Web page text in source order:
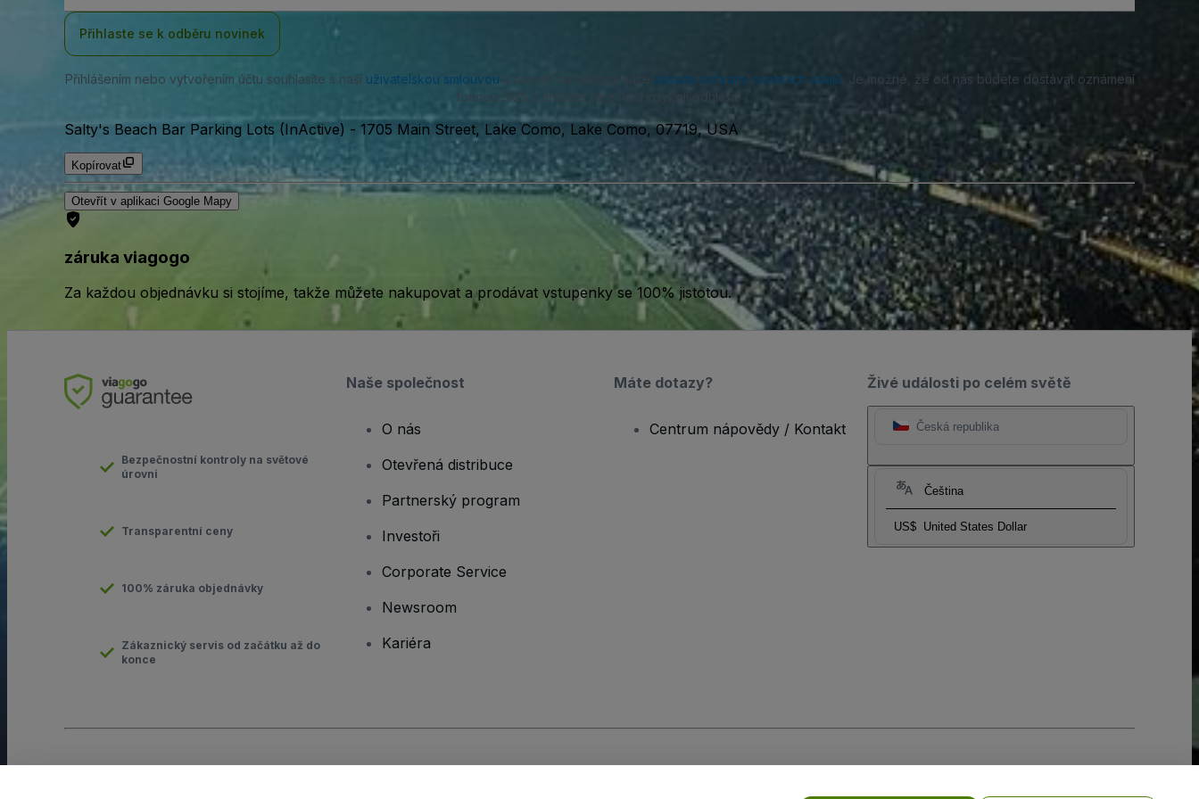
Přihlaste se k odběru novinek
Přihlášením nebo vytvořením účtu souhlasíte s naší uživatelskou smlouvou zásady ochrany osobních údajů. Je možné, že od nás budete dostávat oznámení
formou SMS a můžete se z nich kdykoli odhlásit.
Salty's Beach Bar Parking Lots (InActive) - 1705 Main Street, Lake Como, Lake Como, 07719, USA
Kopírovat
Otevřít v aplikaci Google Mapy
záruka viagogo
Za každou objednávku si stojíme, takže můžete nakupovat a prodávat vstupenky se 100% jistotou.
Živé události po celém světě
Česká republika
Čeština
US$ United States Dollar
Bezpečnostní kontroly na světové
úrovni
Transparentní ceny
100% záruka objednávky
Zákaznický servis od začátku až do
konce
Naše společnost
O nás
Otevřená distribuce
Partnerský program
Investoři
Corporate Service
Newsroom
Kariéra
Máte dotazy?
Centrum nápovědy / Kontakt